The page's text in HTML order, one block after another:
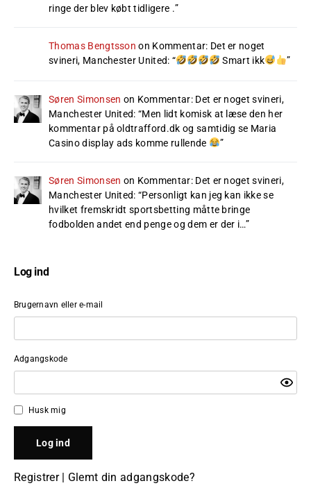
ringe der blev købt tidligere .”
Thomas Bengtsson on Kommentar: Det er noget
svineri, Manchester United: “ Smart ikk ”
Søren Simonsen on Kommentar: Det er noget svineri,
Manchester United: “Men lidt komisk at læse den her
kommentar på oldtrafford.dk og samtidig se Maria
Casino display ads komme rullende
”
Søren Simonsen on Kommentar: Det er noget svineri,
Manchester United: “Personligt kan jeg kan ikke se
hvilket fremskridt sportsbetting måtte bringe
fodbolden andet end penge og dem er der i…”
Log ind
Brugernavn eller e-mail
Adgangskode
Husk mig
Registrer| Glemt din adgangskode?